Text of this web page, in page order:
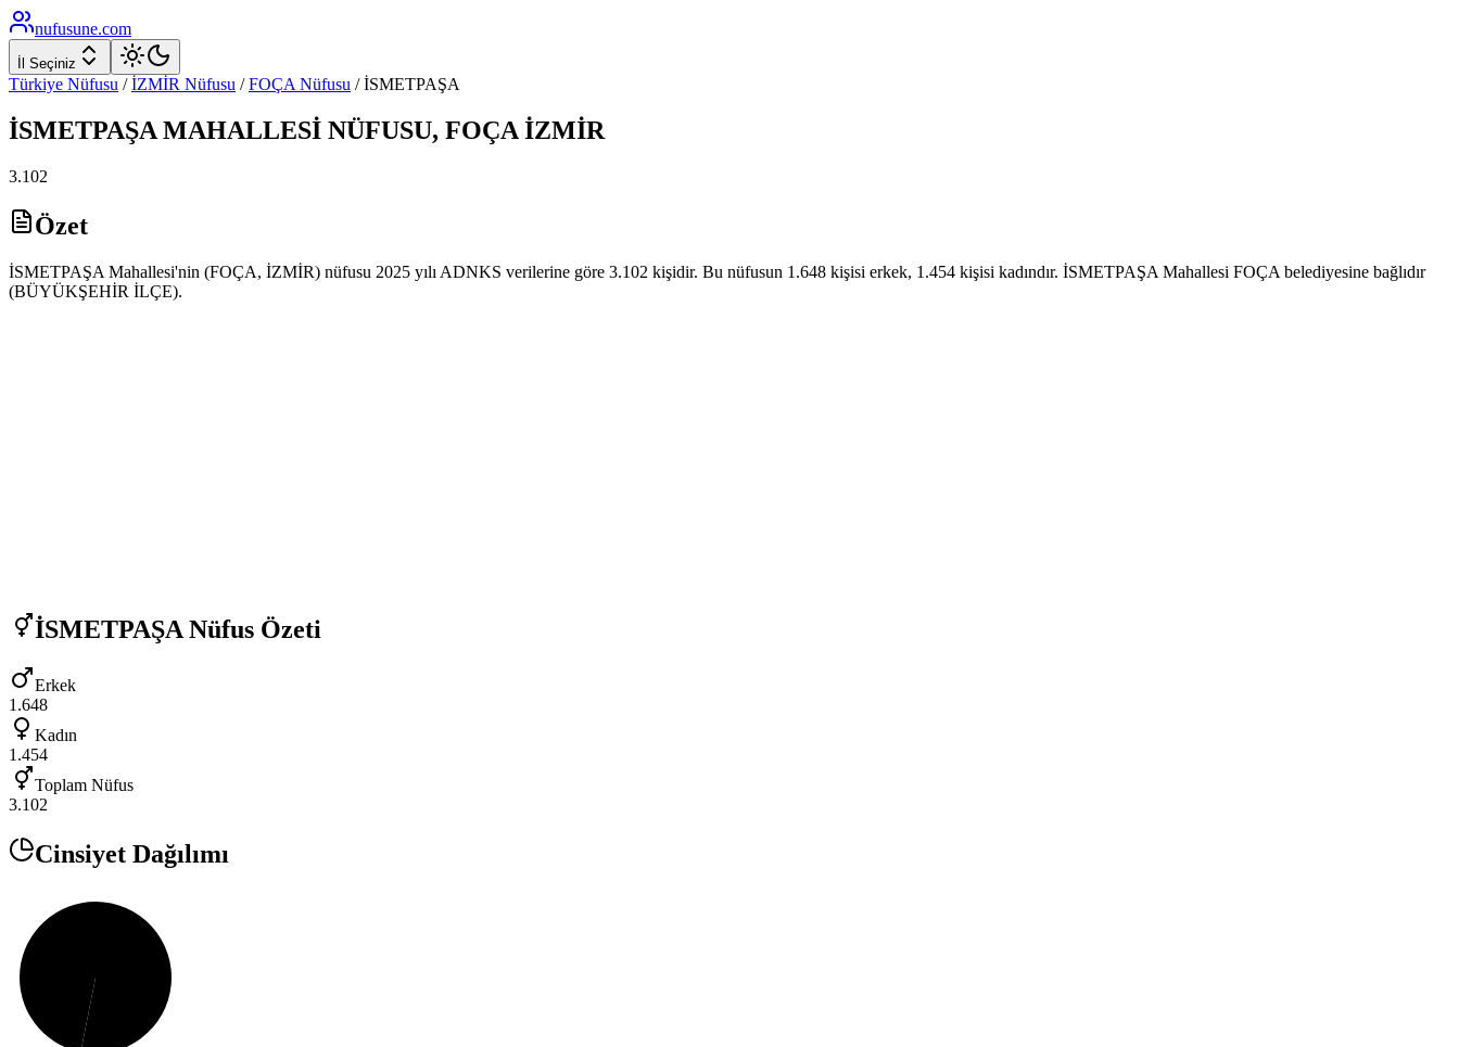
nufusune.com
İl Seçiniz
Türkiye Nüfusu / İZMİR Nüfusu / FOÇA Nüfusu /İSMETPAŞA
İSMETPAŞA MAHALLESİ NÜFUSU, FOÇA İZMİR
3.102
Özet
İSMETPAŞA Mahallesi'nin (FOÇA, İZMİR) nüfusu 2025 yılı ADNKS verilerine göre 3.102 kişidir. Bu nüfusun 1.648 kişisi erkek, 1.454 kişisi kadındır. İSMETPAŞA Mahallesi FOÇA belediyesine bağlıdır
(BÜYÜKŞEHİR İLÇE).
İSMETPAŞA Nüfus Özeti
Erkek
1.648
Kadın
1.454
Toplam Nüfus
3.102
Cinsiyet Dağılımı